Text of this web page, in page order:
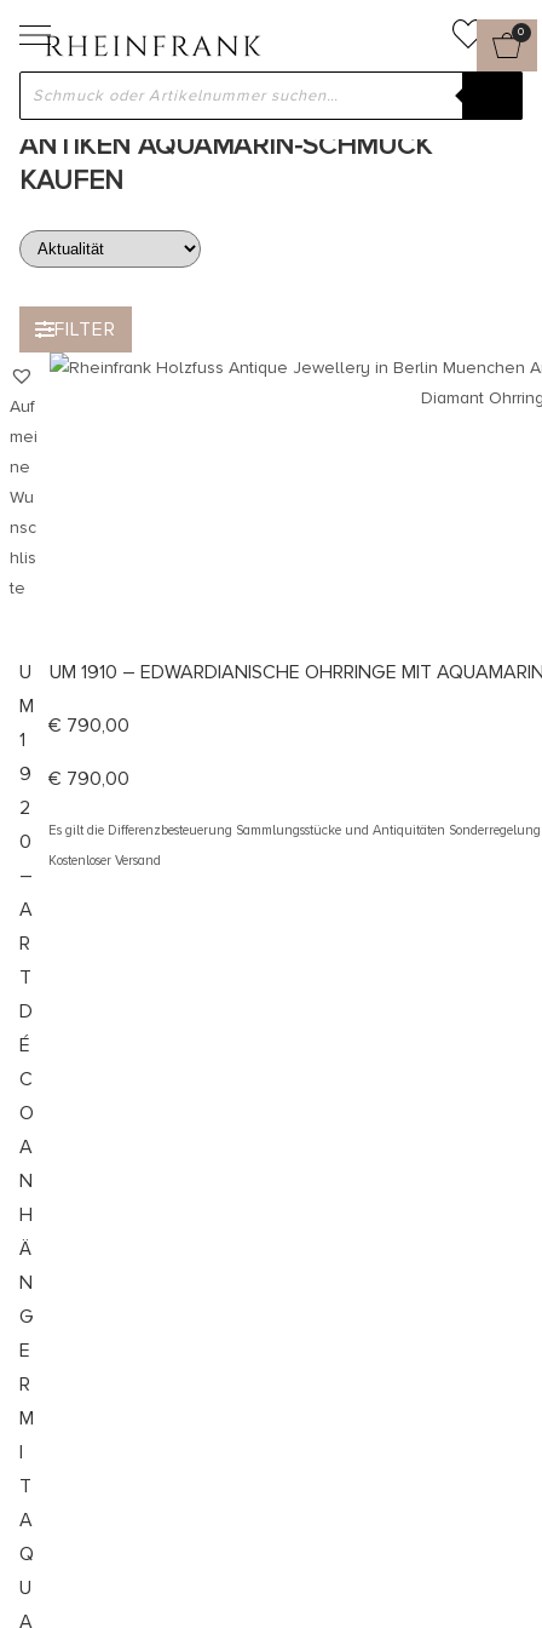
0
ANTIKEN AQUAMARIN-SCHMUCK
KAUFEN
FILTER
Auf
mei
ne
Wu
nsc
hlis
te
U
M
1
9
2
0
–
A
R
T
D
É
C
O
A
N
H
Ä
N
G
E
R
M
I
T
A
Q
U
A
UM 1910 – EDWARDIANISCHE OHRRINGE MIT
€ 790,00
€ 790,00
Es gilt die Differenzbesteuerung Sammlungsstücke und Antiquitäten
Kostenloser Versand